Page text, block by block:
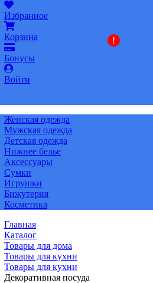
Избранное
Корзина
Бонусы
!
Войти
Женская одежда
Мужская одежда
Детская одежда
Нижнее белье
Аксессуары
Сумки
Игрушки
Бижутерия
Косметика
Главная
Каталог
Товары для дома
Товары для кухни
Товары для кухни
Декоративная посуда